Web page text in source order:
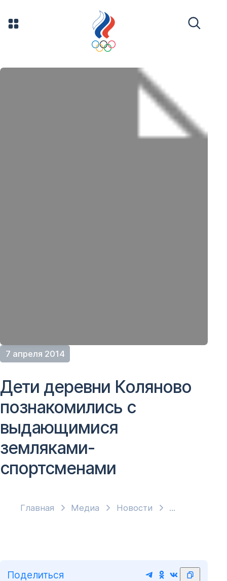
7 апреля 2014
Главная Медиа Новости
Дети деревни Коляново
познакомились с
выдающимися
земляками-
спортсменами
Поделиться